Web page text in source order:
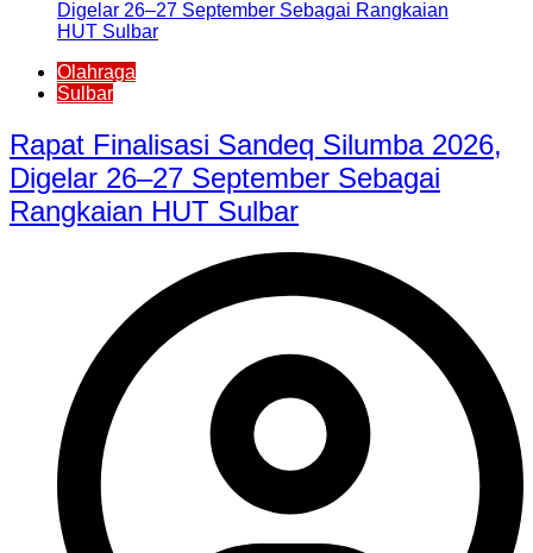
Olahraga
Sulbar
Rapat Finalisasi Sandeq Silumba 2026,
Digelar 26–27 September Sebagai
Rangkaian HUT Sulbar